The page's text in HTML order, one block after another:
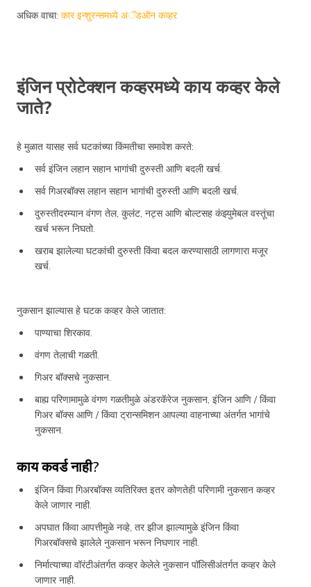
अधिक वाचा: कार इन्शुरन्समध्ये अॅडऑन कव्हर
इंजिन प्रोटेक्शन कव्हरमध्ये काय कव्हर केले
जाते?
हे मुळात यासह सर्व घटकांच्या किंमतीचा समावेश करते:
सर्व इंजिन लहान सहान भागांची दुरुस्ती आणि बदली खर्च.
सर्व गिअरबॉक्स लहान सहान भागांची दुरुस्ती आणि बदली खर्च.
दुरुस्तीदरम्यान वंगण तेल, कुलंट, नट्स आणि बोल्टसह कंझ्युमेबल वस्तूंचा
खर्च भरून निघतो.
खराब झालेल्या घटकांची दुरुस्ती किंवा बदल करण्यासाठी लागणारा मजूर
खर्च.
नुकसान झाल्यास हे घटक कव्हर केले जातात:
पाण्याचा शिरकाव.
वंगण तेलाची गळती.
गिअर बॉक्सचे नुकसान.
बाह्य परिणामामुळे वंगण गळतीमुळे अंडरकॅरेज नुकसान, इंजिन आणि / किंवा
गिअर बॉक्स आणि / किंवा ट्रान्समिशन आपल्या वाहनाच्या अंतर्गत भागांचे
नुकसान.
काय कवर्ड नाही?
इंजिन किंवा गिअरबॉक्स व्यतिरिक्त इतर कोणतेही परिणामी नुकसान कव्हर
केले जाणार नाही.
अपघात किंवा आपत्तीमुळे नव्हे, तर झीज झाल्यामुळे इंजिन किंवा
गिअरबॉक्सचे झालेले नुकसान भरून निघणार नाही.
निर्मात्याच्या वॉरंटीअंतर्गत कव्हर केलेले नुकसान पॉलिसीअंतर्गत कव्हर केले
जाणार नाही.